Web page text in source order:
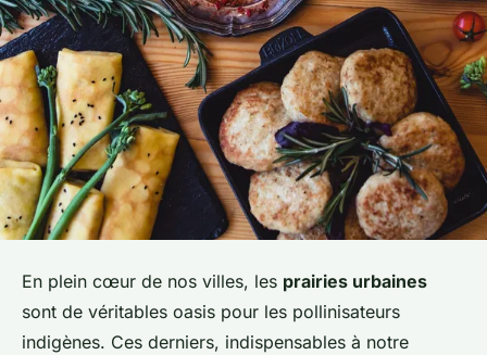
En plein cœur de nos villes, les prairies urbaines
sont de véritables oasis pour les pollinisateurs
indigènes. Ces derniers, indispensables à notre